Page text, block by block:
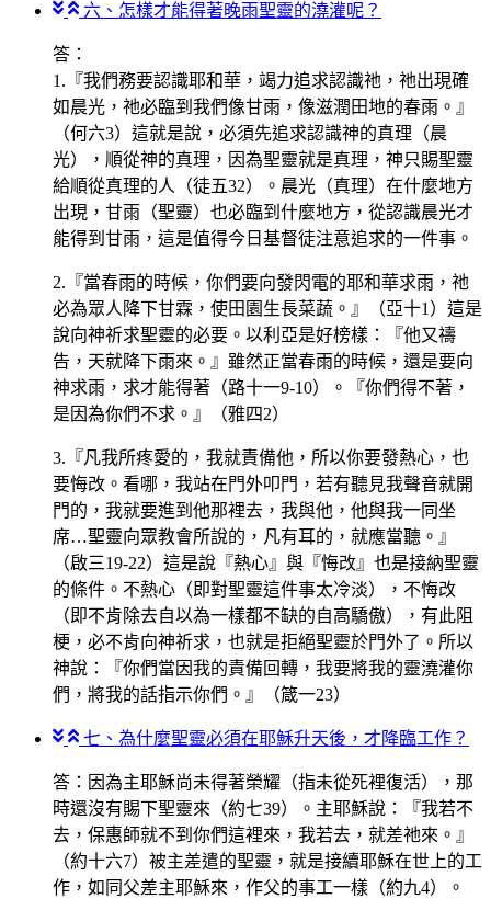
六、怎樣才能得著晚雨聖靈的澆灌呢？
答：
1.『我們務要認識耶和華，竭力追求認識祂，祂出現確
如晨光，祂必臨到我們像甘雨，像滋潤田地的春雨。』
（何六3）這就是說，必須先追求認識神的真理（晨
光），順從神的真理，因為聖靈就是真理，神只賜聖靈
給順從真理的人（徒五32）。晨光（真理）在什麼地方
出現，甘雨（聖靈）也必臨到什麼地方，從認識晨光才
能得到甘雨，這是值得今日基督徒注意追求的一件事。
2.『當春雨的時候，你們要向發閃電的耶和華求雨，祂
必為眾人降下甘霖，使田園生長菜蔬。』（亞十1）這是
說向神祈求聖靈的必要。以利亞是好榜樣：『他又禱
告，天就降下雨來。』雖然正當春雨的時候，還是要向
神求雨，求才能得著（路十一9-10）。『你們得不著，
是因為你們不求。』（雅四2）
3.『凡我所疼愛的，我就責備他，所以你要發熱心，也
要悔改。看哪，我站在門外叩門，若有聽見我聲音就開
門的，我就要進到他那裡去，我與他，他與我一同坐
席…聖靈向眾教會所說的，凡有耳的，就應當聽。』
（啟三19-22）這是說『熱心』與『悔改』也是接納聖靈
的條件。不熱心（即對聖靈這件事太冷淡），不悔改
（即不肯除去自以為一樣都不缺的自高驕傲），有此阻
梗，必不肯向神祈求，也就是拒絕聖靈於門外了。所以
神說：『你們當因我的責備回轉，我要將我的靈澆灌你
們，將我的話指示你們。』（箴一23）
七、為什麼聖靈必須在耶穌升天後，才降臨工作？
答：因為主耶穌尚未得著榮耀（指未從死裡復活），那
時還沒有賜下聖靈來（約七39）。主耶穌說：『我若不
去，保惠師就不到你們這裡來，我若去，就差祂來。』
（約十六7）被主差遣的聖靈，就是接續耶穌在世上的工
作，如同父差主耶穌來，作父的事工一樣（約九4）。